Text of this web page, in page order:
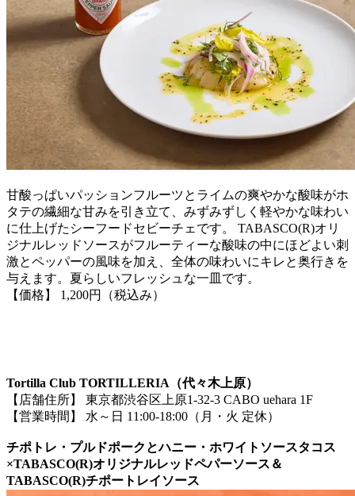
甘酸っぱいパッションフルーツとライムの爽やかな酸味がホ
タテの繊細な甘みを引き立て、みずみずしく軽やかな味わい
に仕上げたシーフードセビーチェです。 TABASCO(R)オリ
ジナルレッドソースがフルーティーな酸味の中にほどよい刺
激とペッパーの風味を加え、全体の味わいにキレと奥行きを
与えます。夏らしいフレッシュな一皿です。
【価格】 1,200円（税込み）
Tortilla Club TORTILLERIA（代々木上原）
【店舗住所】 東京都渋谷区上原1-32-3 CABO uehara 1F
【営業時間】 水～日 11:00-18:00（月・火 定休）
チポトレ・プルドポークとハニー・ホワイトソースタコス
×TABASCO(R)オリジナルレッドペパーソース＆
TABASCO(R)チポートレイソース